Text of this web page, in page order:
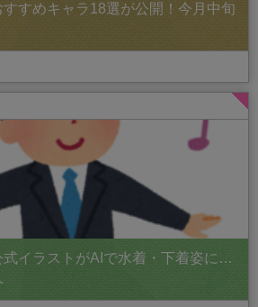
すめキャラ18選が公開！今月中旬
式イラストがAIで水着・下着姿に…